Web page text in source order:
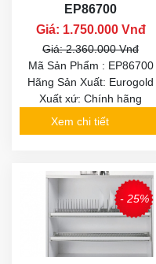
EP86700
Giá: 1.750.000 Vnđ
Giá: 2.360.000 Vnđ
Mã Sản Phẩm : EP86700
Hãng Sản Xuất: Eurogold
Xuất xứ: Chính hãng
Xem chi tiết
- 25%